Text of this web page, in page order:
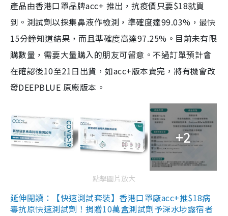
產品由香港口罩品牌acc+ 推出，抗疫價只要$18就買
到。測試劑以採集鼻液作檢測，準確度達99.03%，最快
15分鐘知道結果，而且準確度高達97.25%。目前未有限
購數量，需要大量購入的朋友可留意。不過訂單預計會
在確認後10至21日出貨，如acc+版本賣完，將有機會改
發DEEPBLUE 原廠版本。
+2
點擊圖片放大
延伸閱讀：【快速測試套裝】香港口罩廠acc+推$18病
毒抗原快速測試劑！捐贈10萬盒測試劑予深水埗露宿者